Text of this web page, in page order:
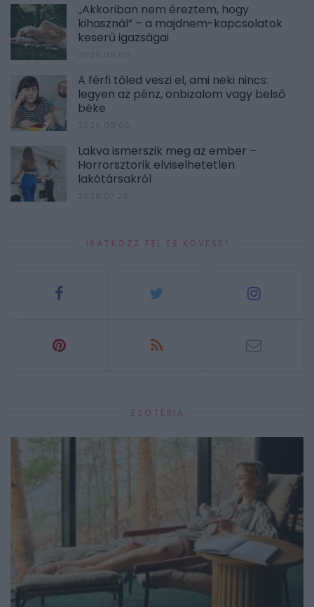
„Akkoriban nem éreztem, hogy
kihasznál” – a majdnem-kapcsolatok
keserű igazságai
A férfi tőled veszi el, ami neki nincs:
legyen az pénz, önbizalom vagy belső
béke
Lakva ismerszik meg az ember –
Horrorsztorik elviselhetetlen
lakótársakról
2026.07.29.
IRATKOZZ FEL ÉS KÖVESS!
EZOTÉRIA